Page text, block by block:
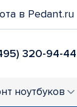
в Pedant.ru
320-94-44
ноутбуков